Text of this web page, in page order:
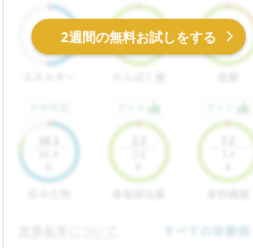
2週間の無料お試しをする